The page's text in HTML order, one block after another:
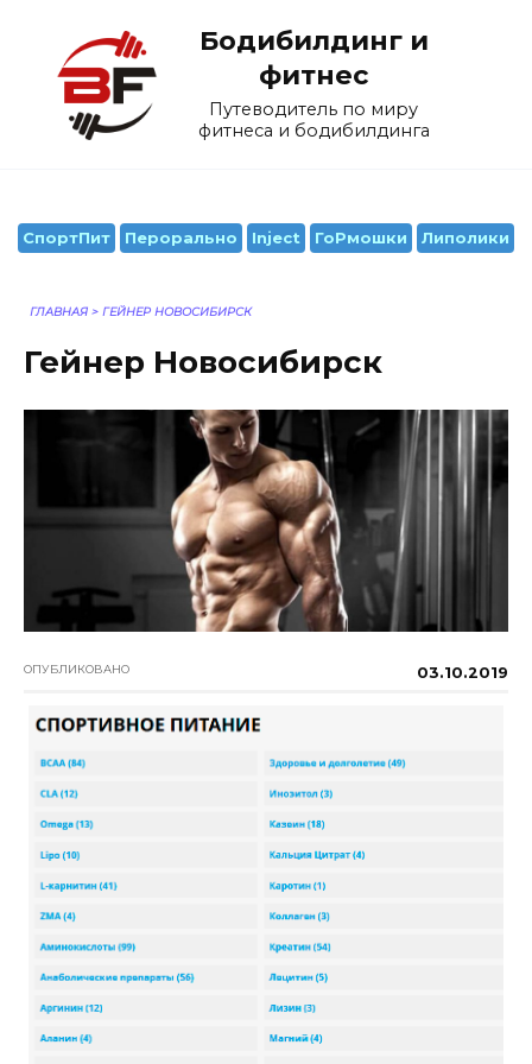
содержанию
Бодибилдинг и
фитнес
Путеводитель по миру
фитнеса и бодибилдинга
СпортПит Перорально Inject ГоРмошки Липолики
ГЛАВНАЯ > ГЕЙНЕР НОВОСИБИРСК
Гейнер Новосибирск
ОПУБЛИКОВАНО 03.10.2019